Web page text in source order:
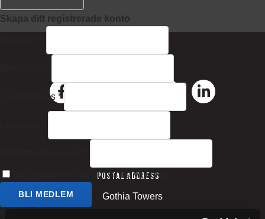
Skapa ditt registrerade konto
E-postadress *
Jag godkänner de allmänna villkoren.
BLI MEDLEM
Follow us on
Postal address
Gothia Towers